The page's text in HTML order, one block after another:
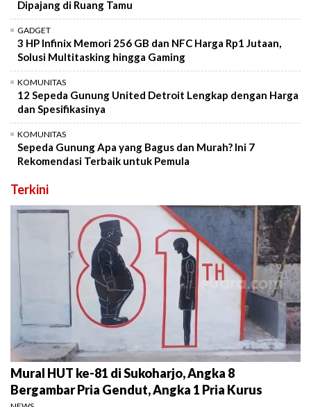
Dipajang di Ruang Tamu
GADGET
3 HP Infinix Memori 256 GB dan NFC Harga Rp1 Jutaan,
Solusi Multitasking hingga Gaming
KOMUNITAS
12 Sepeda Gunung United Detroit Lengkap dengan Harga
dan Spesifikasinya
KOMUNITAS
Sepeda Gunung Apa yang Bagus dan Murah? Ini 7
Rekomendasi Terbaik untuk Pemula
Terkini
Mural HUT ke-81 di Sukoharjo, Angka 8
Bergambar Pria Gendut, Angka 1 Pria Kurus